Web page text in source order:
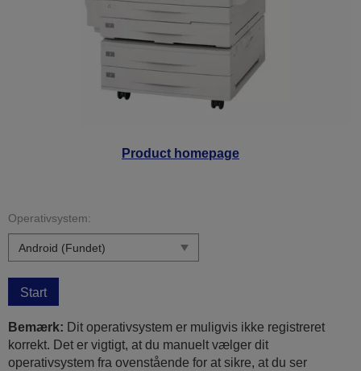
Product homepage
Operativsystem:
Start
Bemærk: Dit operativsystem er muligvis ikke registreret
korrekt. Det er vigtigt, at du manuelt vælger dit
operativsystem fra ovenstående for at sikre, at du ser